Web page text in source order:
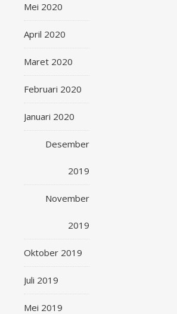
Mei 2020
April 2020
Maret 2020
Februari 2020
Januari 2020
Desember
2019
November
2019
Oktober 2019
Juli 2019
Mei 2019